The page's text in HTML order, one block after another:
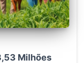
Milhões